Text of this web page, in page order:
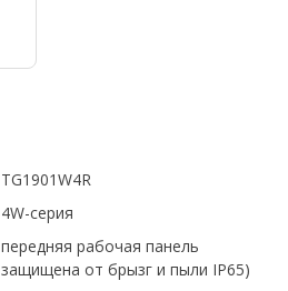
TG1901W4R
4W-серия
передняя рабочая панель
защищена от брызг и пыли IP65)